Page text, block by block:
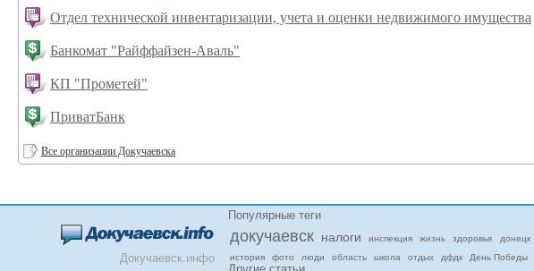
Отдел технической инвентаризации, учета и оценки недвижимого имущества
Банкомат "Райффайзен-Аваль"
КП "Прометей"
ПриватБанк
Все организации Докучаевска
Популярные теги
докучаевск налоги инспекция жизнь здоровье донецк
история фото люди область школа отдых дфдк День Победы
Докучаевск.инфо